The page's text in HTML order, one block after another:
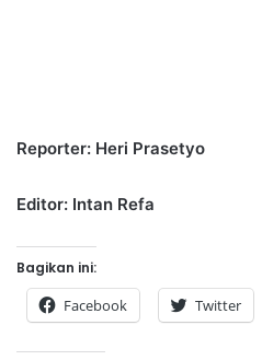
Reporter: Heri Prasetyo
Editor: Intan Refa
Bagikan ini:
Facebook Twitter